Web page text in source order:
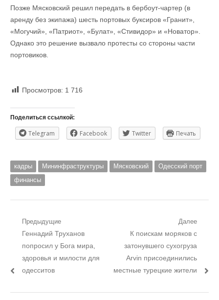
Позже Мясковский решил передать в бербоут-чартер (в
аренду без экипажа) шесть портовых буксиров «Гранит»,
«Могучий», «Патриот», «Булат», «Стивидор» и «Новатор».
Однако это решение вызвало протесты со стороны части
портовиков.
Просмотров: 1 716
Поделиться ссылкой:
Telegram Facebook Twitter Печать
кадры Мининфраструктуры Мясковский
Одесский порт
финансы
Навигация
записям
Предыдущие
Предыдущий
пост:
Геннадий Труханов
попросил у Бога мира,
здоровья и милости для
одесситов
Далее
Следующий
пост:
К поискам моряков с
затонувшего сухогруза
Arvin присоединились
местные турецкие жители